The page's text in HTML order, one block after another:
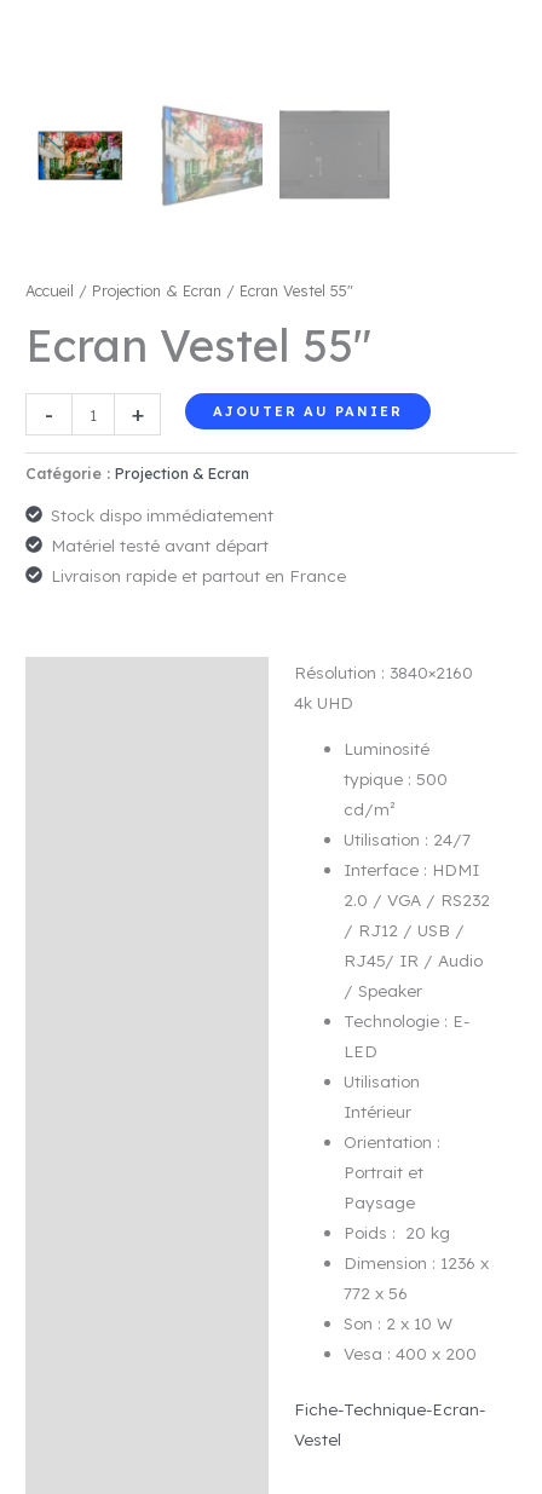
Accueil / Projection & Ecran / Ecran Vestel 55″
Ecran Vestel 55″
-
quantité
de
Ecran
55"
+ AJOUTER AU PANIER
Catégorie :Projection & Ecran
Stock dispo immédiatement
Matériel testé avant départ
Livraison rapide et partout en France
Résolution : 3840×2160
4k UHD
Luminosité
typique : 500
cd/m²
Utilisation : 24/7
Interface : HDMI
2.0 / VGA / RS232
/ RJ12 / USB /
RJ45/ IR / Audio
/ Speaker
Technologie : E-
LED
Utilisation
Intérieur
Orientation :
Portrait et
Paysage
Poids : 20 kg
Dimension : 1236 x
772 x 56
Son : 2 x 10 W
Vesa : 400 x 200
Fiche-Technique-Ecran-
Vestel